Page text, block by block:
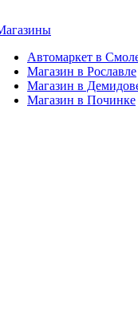
Автомаркет в
Магазин в Рославле
Магазин в
Магазин в Починке